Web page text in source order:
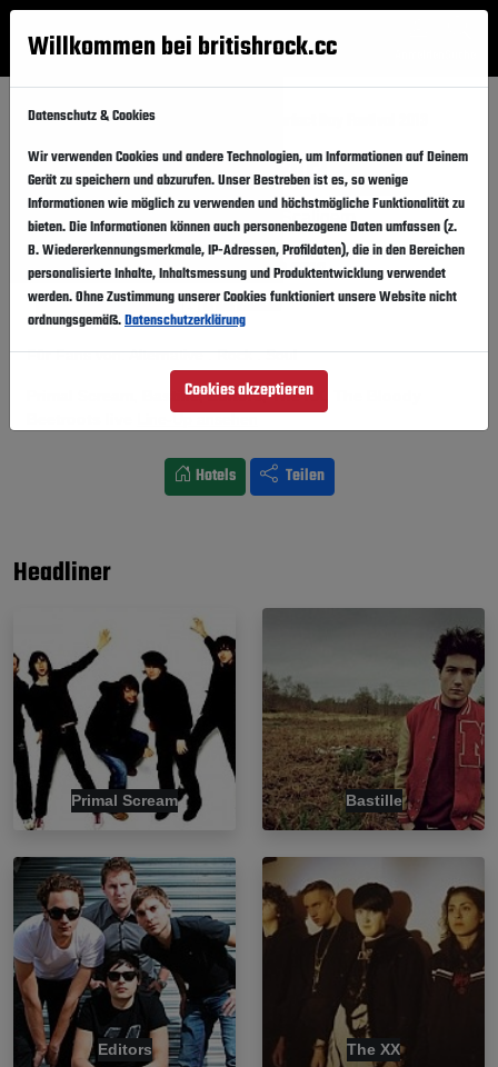
Menü
Startseite Festivals
A Perfect Day Festival 2013 Folgen
Italien, Verona, Castello Scaligero
Freitag,30.08.2013-Sonntag,01.09.2013
Vergangener Event
Für Fans von: Alternative . Rock . Soul
Primal Scream, Bastille, Editors, The XX, The Bloody
Hotels Teilen
Headliner
Primal Scream Bastille
Editors The XX
Willkommen bei britishrock.cc
Datenschutz & Cookies
Wir verwenden Cookies und andere Technologien, um Informationen auf Deinem
Gerät zu speichern und abzurufen. Unser Bestreben ist es, so wenige
Informationen wie möglich zu verwenden und höchstmögliche Funktionalität zu
bieten. Die Informationen können auch personenbezogene Daten umfassen (z.
B. Wiedererkennungsmerkmale, IP-Adressen, Profildaten), die in den Bereichen
personalisierte Inhalte, Inhaltsmessung und Produktentwicklung verwendet
werden. Ohne Zustimmung unserer Cookies funktioniert unsere Website nicht
ordnungsgemäß.Datenschutzerklärung
Cookies akzeptieren